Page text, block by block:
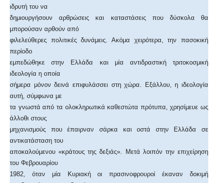
ιδρυτή του να
δημιουργήσουν αρθρώσεις και καταστάσεις που δύσκολα θα
μπορούσαν αρθούν από
φιλελεύθερες πολιτικές δυνάμεις. Ακόμα χειρότερα, την πασοκική
περίοδο
εμπεδώθηκε στην Ελλάδα και μία αντιδραστική τριτοκοσμική
ιδεολογία η οποία
σήμερα μόνον δεινά επιφυλάσσει στη χώρα. Εξάλλου, η ιδεολογία
αυτή, σύμφωνα με
τα γνωστά από τα ολοκληρωτικά καθεστώτα πρότυπα, χρησίμευε ως
άλλοθι στους
μηχανισμούς που έπαιρναν σάρκα και οστά στην Ελλάδα σε
αντικατάσταση του
αποκαλούμενου «κράτους της δεξιάς». Μετά λοιπόν την επιχείρηση
του Φεβρουαρίου
1982, όταν μία Κυριακή οι πρασινοφρουροί έκαναν δοκιμή